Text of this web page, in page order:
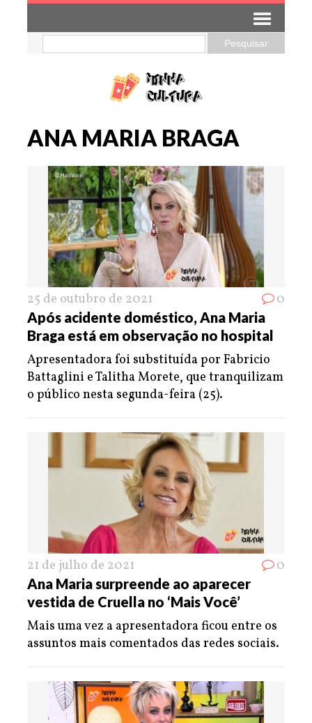
ANA MARIA BRAGA
25 de outubro de 2021 0
Após acidente doméstico, Ana Maria
Braga está em observação no hospital
Apresentadora foi substituída por Fabricio
Battaglini e Talitha Morete, que tranquilizam
o público nesta segunda-feira (25).
21 de julho de 2021 0
Ana Maria surpreende ao aparecer
vestida de Cruella no ‘Mais Você’
Mais uma vez a apresentadora ficou entre os
assuntos mais comentados das redes sociais.